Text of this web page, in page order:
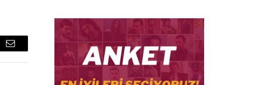
Email